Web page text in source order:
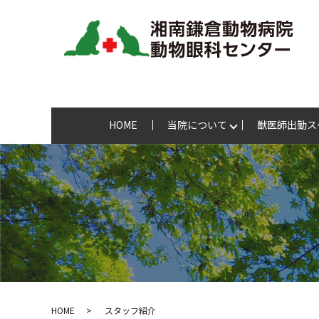
HOME 当院について 獣医師出勤
HOME スタッフ紹介